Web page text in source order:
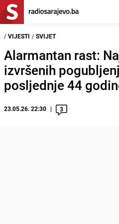
/ VIJESTI / SVIJET
Alarmantan rast:
izvršenih
posljednje 44
23.05.26. 22:30 3